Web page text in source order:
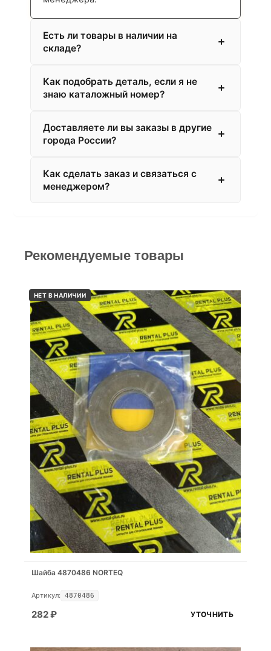
Есть ли товары в наличии на
складе?
Как подобрать деталь, если я не
знаю каталожный номер?
Доставляете ли вы заказы в другие
города России?
Как сделать заказ и связаться с
менеджером?
Рекомендуемые товары
НЕТ В НАЛИЧИИ
Шайба 4870486 NORTEQ
Артикул: 4870486
282₽ УТОЧНИТЬ